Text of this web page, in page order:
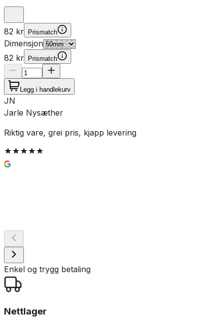
82 kr Prismatch
Dimensjon
82 kr
Prismatch
Legg i handlekurv
JN
Jarle Nysæther
Riktig vare, grei pris, kjapp levering
Enkel og trygg betaling
Nettlager